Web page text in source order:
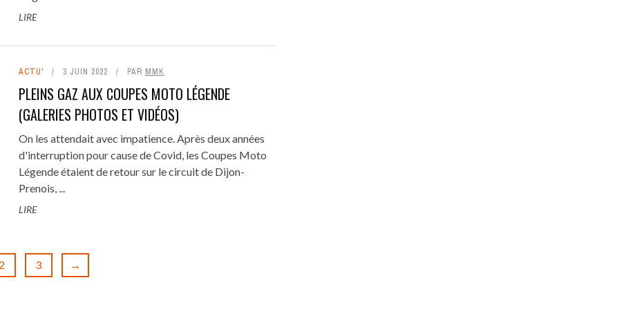
LIRE
ACTU' 3 JUIN 2022 PAR MMK
PLEINS GAZ AUX COUPES MOTO LÉGENDE
(GALERIES PHOTOS ET VIDÉOS)
On les attendait avec impatience. Après deux années
d'interruption pour cause de Covid, les Coupes Moto
Légende étaient de retour sur le circuit de Dijon-
Prenois, ...
LIRE
3 →